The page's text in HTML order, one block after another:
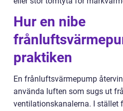
Hur en nibe
praktiken
En frånluftsvärmepump
använda luften som sugs ut
ventilationskanalerna. I stället